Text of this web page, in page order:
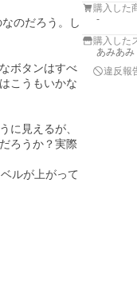
のだろう。し
ボタンはすべ
こうもいかな
に見えるが、
ろうか？実際
ルが上がって
購入した
-
購入した
あみあみ
違反報